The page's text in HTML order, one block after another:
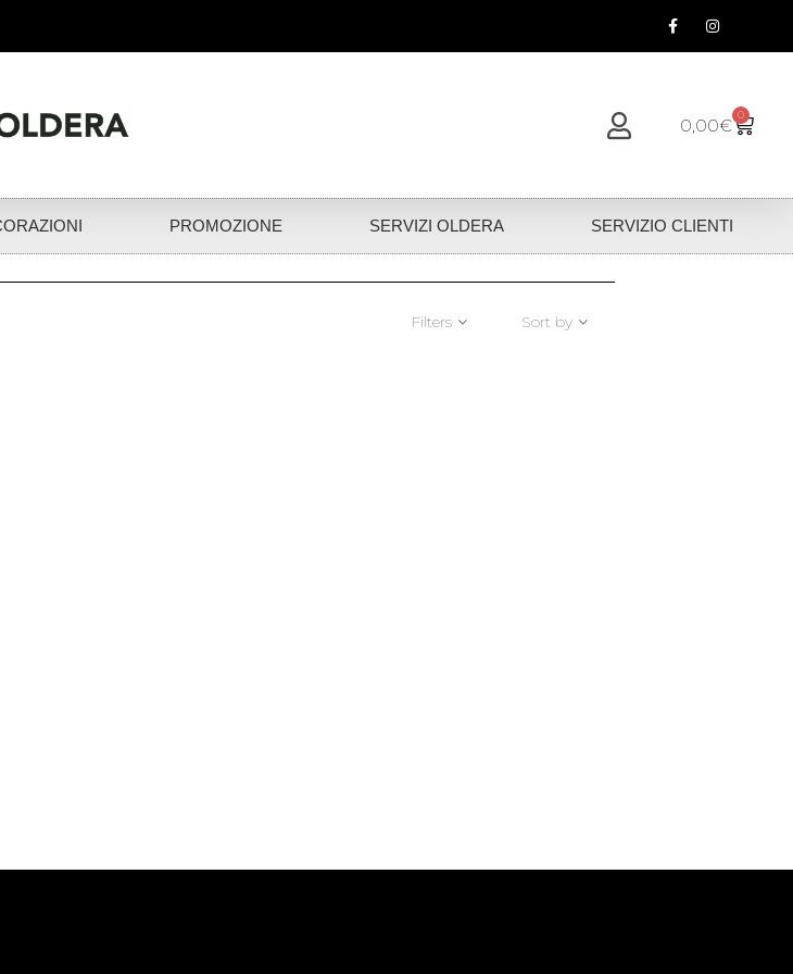
0,00€ 0
PROMOZIONE SERVIZI OLDERA SERVIZIO CLIENTI
Filters Sort by